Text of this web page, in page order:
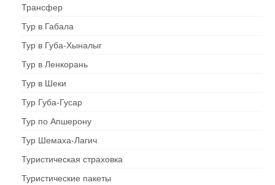
Трансфер
Тур в Габала
Тур в Губа-Хыналыг
Тур в Ленкорань
Тур в Шеки
Тур Губа-Гусар
Тур по Апшерону
Тур Шемаха-Лагич
Туристическая страховка
Туристические пакеты